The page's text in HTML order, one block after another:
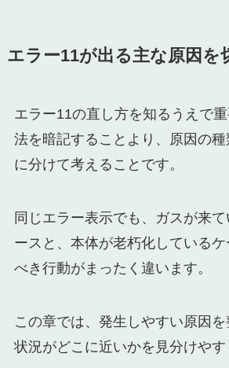
エラー11が出る主な原因を
エラー11の直し方を知るうえで
法を暗記することより、原因の
に分けて考えることです。
同じエラー表示でも、ガスが来
ースと、本体が老朽化している
べき行動がまったく違います。
この章では、発生しやすい原因
状況がどこに近いかを見分けやす